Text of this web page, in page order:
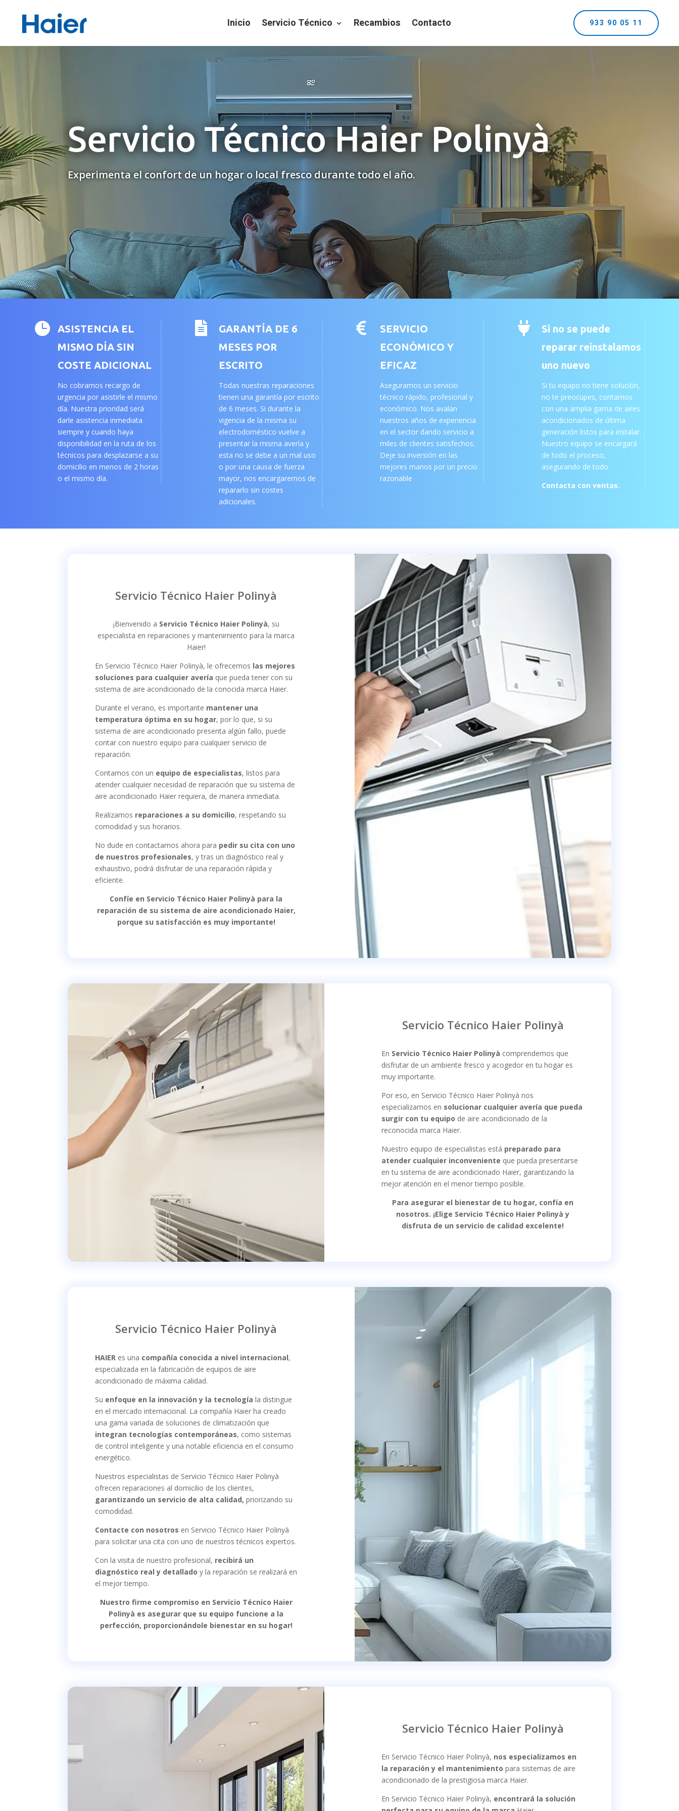
Inicio Servicio Técnico Recambios Contacto 933 90 05 11
Servicio Técnico Haier Polinyà
Experimenta el confort de un hogar o local fresco durante todo el año.

ASISTENCIA EL
MISMO DÍA SIN
COSTE ADICIONAL
No cobramos recargo de
urgencia por asistirle el mismo
día. Nuestra prioridad será
darle asistencia inmediata
siempre y cuando haya
disponibilidad en la ruta de los
técnicos para desplazarse a su
domicilio en menos de 2 horas
o el mismo día.

GARANTÍA DE 6
MESES POR
ESCRITO
Todas nuestras reparaciones
tienen una garantía por escrito
de 6 meses. Si durante la
vigencia de la misma su
electrodoméstico vuelve a
presentar la misma avería y
esta no se debe a un mal uso
o por una causa de fuerza
mayor, nos encargaremos de
repararlo sin costes
adicionales.

SERVICIO
ECONÓMICO Y
EFICAZ
Aseguramos un servicio
técnico rápido, profesional y
económico. Nos avalan
nuestros años de experiencia
en el sector dando servicio a
miles de clientes satisfechos.
Deje su inversión en las
mejores manos por un precio
razonable

Si no se puede
reparar reinstalamos
uno nuevo
Si tu equipo no tiene solución,
no te preocupes, contamos
con una amplia gama de aires
acondicionados de última
generación listos para instalar.
Nuestro equipo se encargará
de todo el proceso,
asegurando de todo.
Contacta con ventas.
Servicio Técnico Haier Polinyà
¡Bienvenido a Servicio Técnico Haier Polinyà, su
especialista en reparaciones y mantenimiento para la marca
Haier!
En Servicio Técnico Haier Polinyà, le ofrecemos las mejores
soluciones para cualquier avería que pueda tener con su
sistema de aire acondicionado de la conocida marca Haier.
Durante el verano, es importante mantener una
temperatura óptima en su hogar, por lo que, si su
sistema de aire acondicionado presenta algún fallo, puede
contar con nuestro equipo para cualquier servicio de
reparación.
Contamos con un equipo de especialistas, listos para
atender cualquier necesidad de reparación que su sistema de
aire acondicionado Haier requiera, de manera inmediata.
Realizamos reparaciones a su domicilio, respetando su
comodidad y sus horarios.
No dude en contactarnos ahora para pedir su cita con uno
de nuestros profesionales, y tras un diagnóstico real y
exhaustivo, podrá disfrutar de una reparación rápida y
eficiente.
Confíe en Servicio Técnico Haier Polinyà para la
reparación de su sistema de aire acondicionado Haier,
porque su satisfacción es muy importante!
Servicio Técnico Haier Polinyà
En Servicio Técnico Haier Polinyà comprendemos que
disfrutar de un ambiente fresco y acogedor en tu hogar es
muy importante.
Por eso, en Servicio Técnico Haier Polinyà nos
especializamos en solucionar cualquier avería que pueda
surgir con tu equipo de aire acondicionado de la
reconocida marca Haier.
Nuestro equipo de especialistas está preparado para
atender cualquier inconveniente que pueda presentarse
en tu sistema de aire acondicionado Haier, garantizando la
mejor atención en el menor tiempo posible.
Para asegurar el bienestar de tu hogar, confía en
nosotros. ¡Elige Servicio Técnico Haier Polinyà y
disfruta de un servicio de calidad excelente!
Servicio Técnico Haier Polinyà
HAIER es una compañía conocida a nivel internacional,
especializada en la fabricación de equipos de aire
acondicionado de máxima calidad.
Su enfoque en la innovación y la tecnología la distingue
en el mercado internacional. La compañía Haier ha creado
una gama variada de soluciones de climatización que
integran tecnologías contemporáneas, como sistemas
de control inteligente y una notable eficiencia en el consumo
energético.
Nuestros especialistas de Servicio Técnico Haier Polinyà
ofrecen reparaciones al domicilio de los clientes,
garantizando un servicio de alta calidad,priorizando su
comodidad.
Contacte con nosotros en Servicio Técnico Haier Polinyà
para solicitar una cita con uno de nuestros técnicos expertos.
Con la visita de nuestro profesional, recibirá un
diagnóstico real y detallado y la reparación se realizará en
el mejor tiempo.
Nuestro firme compromiso en Servicio Técnico Haier
Polinyà es asegurar que su equipo funcione a la
perfección, proporcionándole bienestar en su hogar!
Servicio Técnico Haier Polinyà
En Servicio Técnico Haier Polinyà, nos especializamos en
la reparación y el mantenimiento para sistemas de aire
acondicionado de la prestigiosa marca Haier.
En Servicio Técnico Haier Polinyà, encontrará la solución